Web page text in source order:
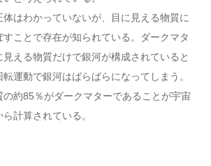
はわかっていないが、目に見える物質に
ことで存在が知られている。ダークマタ
える物質だけで銀河が構成されていると
運動で銀河はばらばらになってしまう。
約85％がダークマターであることが宇宙
計算されている。